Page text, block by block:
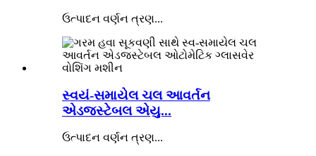
ઉત્પાદન વર્ણન ત્રણ...
સ્વયં-સમાયેલ ચલ આવર્તન
એડજસ્ટેબલ એયુ...
ઉત્પાદન વર્ણન ત્રણ...